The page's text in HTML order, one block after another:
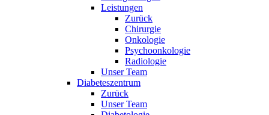
Leistungen
Zurück
Chirurgie
Onkologie
Psychoonkologie
Radiologie
Unser Team
Diabeteszentrum
Zurück
Unser Team